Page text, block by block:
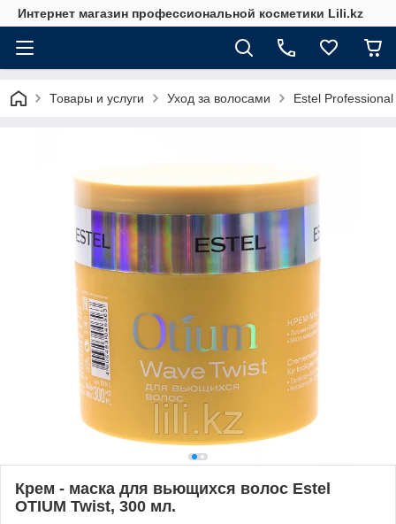
Интернет магазин профессиональной косметики Lili.kz
Товары и услуги Уход за волосами Estel Professional
Крем - маска для вьющихся волос Estel
OTIUM Twist, 300 мл.